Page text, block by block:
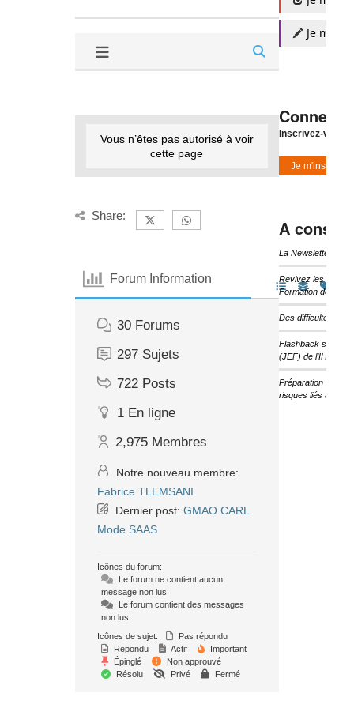
Vous n’êtes pas autorisé à voir
cette page
Share:
Forum Information
30 Forums
297 Sujets
722 Posts
1 En ligne
2,975 Membres
Notre nouveau membre:
Fabrice TLEMSANI
Dernier post: GMAO CARL
Mode SAAS
Icônes du forum:
Le forum ne contient aucun
message non lus
Le forum contient des messages
non lus
Icônes de sujet:
Pas répondu
Repondu
Actif
Important
Épinglé
Non approuvé
Résolu
Privé Fermé
Je
Inscrivez-vous
Je m'inscris
A
La Newsletter
Revivez les temps
Formation de l’IHF
Des difficultés
Flashback sur les
(JEF) de l’IHF
Préparation des
risques liés au